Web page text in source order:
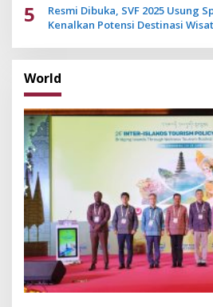
5
Resmi Dibuka, SVF 2025 Usung
Kenalkan Potensi Destinasi
World